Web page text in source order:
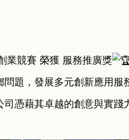
業競賽 榮獲 服務推廣獎
題，發展多元創新應用服
憑藉其卓越的創意與實